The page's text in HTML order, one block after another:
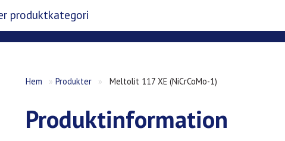
Hem »Produkter » Meltolit 117 XE (NiCrCoMo-1)
Produktinformation